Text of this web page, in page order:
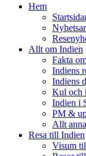
Hem
Allt om Indien
Fakta
Indiens
Indiens
Kul och
Indien i
PM &
Allt
Resa till Indien
Visum